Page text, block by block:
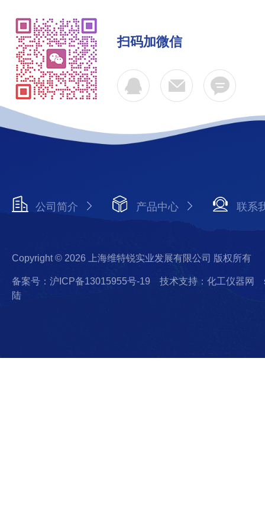
扫码加微信
公司简介 产品中心 联系
Copyright © 2026 上海维特锐实业发展有限公司 版权所有
备案号：沪ICP备13015955号-19 技术支持：化工仪器网
陆